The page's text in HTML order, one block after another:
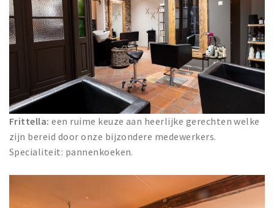
Frittella: een ruime keuze aan heerlijke gerechten welke
zijn bereid door onze bijzondere medewerkers.
Specialiteit: pannenkoeken.